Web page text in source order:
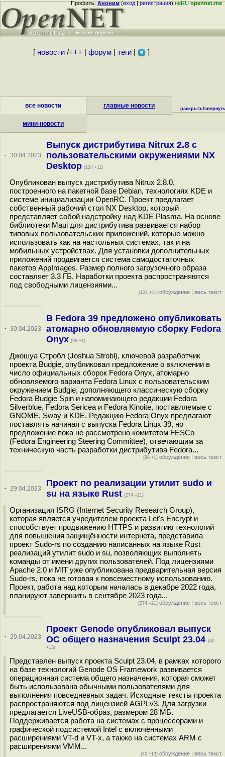
Профиль:Аноним(вход|регистрация)неRUopennet.me
[ новости/+++ форум| теги| ]
все новости главные новости
мини-новости
раскрыть/свернуть
· 30.04.2023
Выпуск дистрибутива Nitrux 2.8 с
пользовательскими окружениями NX
Desktop (124 +11)
Опубликован выпуск дистрибутива Nitrux 2.8.0,
построенного на пакетной базе Debian, технологиях KDE и
системе инициализации OpenRC. Проект предлагает
собственный рабочий стол NX Desktop, который
представляет собой надстройку над KDE Plasma. На основе
библиотеки Maui для дистрибутива развивается набор
типовых пользовательских приложений, которые можно
использовать как на настольных системах, так и на
мобильных устройствах. Для установки дополнительных
приложений продвигается система самодостаточных
пакетов AppImages. Размер полного загрузочного образа
составляет 3.3 ГБ. Наработки проекта распространяются
под свободными лицензиями...
(124 +11) обсуждение | весь текст
· 30.04.2023
В Fedora 39 предложено опубликовать
атомарно обновляемую сборку Fedora
Onyx (98 +1)
Джошуа Стробл (Joshua Strobl), ключевой разработчик
проекта Budgie, опубликовал предложение о включении в
число официальных сборок Fedora Onyx, атомарно
обновляемого варианта Fedora Linux с пользовательским
окружением Budgie, дополняющего классическую сборку
Fedora Budgie Spin и напоминающего редакции Fedora
Silverblue, Fedora Sericea и Fedora Kinoite, поставляемые с
GNOME, Sway и KDE. Редакцию Fedora Onyx предлагают
поставлять начиная с выпуска Fedora Linux 39, но
предложение пока не рассмотрено комитетом FESCo
(Fedora Engineering Steering Committee), отвечающим за
техническую часть разработки дистрибутива Fedora...
(98 +1) обсуждение | весь текст
· 29.04.2023
Проект по реализации утилит sudo и
su на языке Rust (274 –21)
Организация ISRG (Internet Security Research Group),
которая является учредителем проекта Let's Encrypt и
способствует продвижению HTTPS и развитию технологий
для повышения защищённости интернета, представила
проект Sudo-rs по созданию написанных на языке Rust
реализаций утилит sudo и su, позволяющих выполнять
команды от имени других пользователей. Под лицензиями
Apache 2.0 и MIT уже опубликована предварительная версия
Sudo-rs, пока не готовая к повсеместному использованию.
Проект, работа над которым началась в декабре 2022 года,
планируют завершить в сентябре 2023 года...
(274 –21) обсуждение | весь текст
· 29.04.2023
Проект Genode опубликовал выпуск
ОС общего назначения Sculpt 23.04 (40
+13)
Представлен выпуск проекта Sculpt 23.04, в рамках которого
на базе технологий Genode OS Framework развивается
операционная система общего назначения, которая сможет
быть использована обычными пользователями для
выполнения повседневных задач. Исходные тексты проекта
распространяются под лицензией AGPLv3. Для загрузки
предлагается LiveUSB-образ, размером 28 МБ.
Поддерживается работа на системах с процессорами и
графической подсистемой Intel с включёнными
расширениями VT-d и VT-x, а также на системах ARM с
расширениями VMM...
(40 +13) обсуждение | весь текст